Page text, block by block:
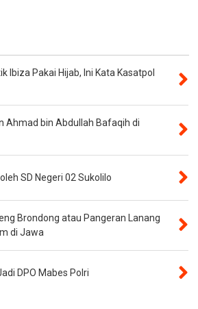
Ibiza Pakai Hijab, Ini Kata Kasatpol
Ahmad bin Abdullah Bafaqih di
SD Negeri 02 Sukolilo
Brondong atau Pangeran Lanang
di Jawa
DPO Mabes Polri